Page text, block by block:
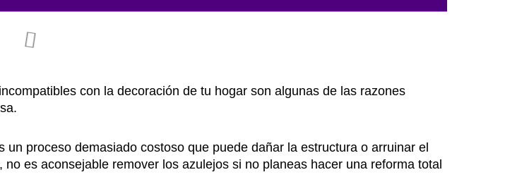
con la decoración de tu hogar son algunas de las razones
proceso demasiado costoso que puede dañar la estructura o arruinar el
es aconsejable remover los azulejos si no planeas hacer una reforma total